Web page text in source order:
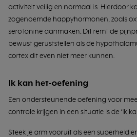
activiteit veilig en normaal is. Hierdoor
zogenoemde happyhormonen, zoals
serotonine aanmaken. Dit remt de
bewust geruststellen als de
cortex dit even niet meer kunnen.
Ik kan het-oefening
Een ondersteunende oefening voor
controle krijgen in een situatie is de ‘Ik
Steek je arm vooruit als een superheld